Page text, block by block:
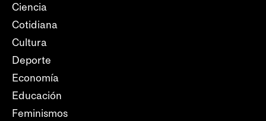
Ciencia
Cotidiana
Cultura
Deporte
Economía
Educación
Feminismos